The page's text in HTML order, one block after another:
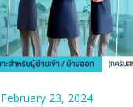
February 23, 2024